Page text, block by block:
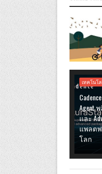
เทคโนโ
Agent
และ
แพลตฟ
โลก